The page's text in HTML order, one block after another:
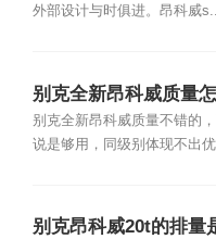
外部设计与时俱进。昂科威
别克全新昂科威质量
别克全新昂科威质量不错的
说是够用，同级别体现不出
别克昂科威20t的排量